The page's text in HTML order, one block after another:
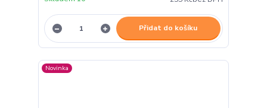
Přidat do košíku
Novinka